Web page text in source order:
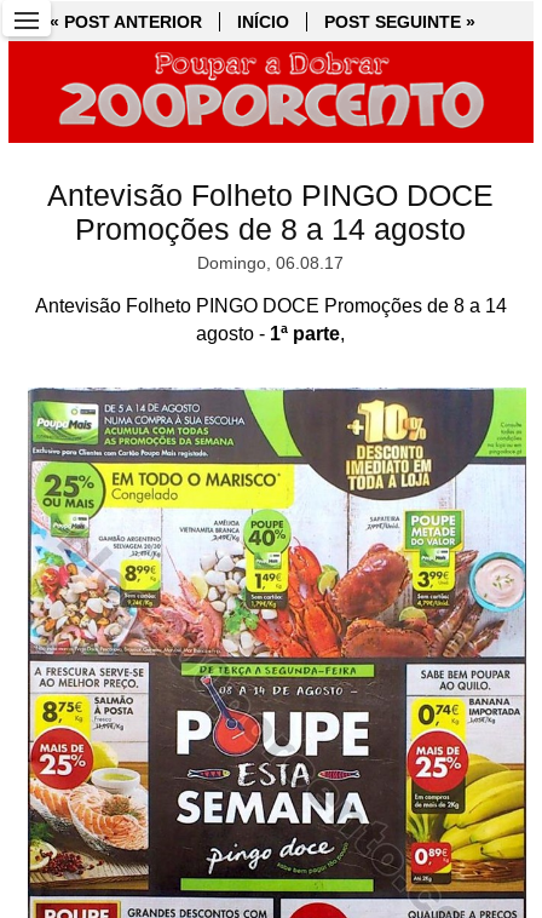
« POST ANTERIOR INÍCIO POST SEGUINTE »
Antevisão Folheto PINGO DOCE
Promoções de 8 a 14 agosto
Domingo, 06.08.17
Antevisão Folheto PINGO DOCE Promoções de 8 a 14
agosto - 1ª parte,
« POST ANTERIOR INÍCIO POST SEGUINTE »